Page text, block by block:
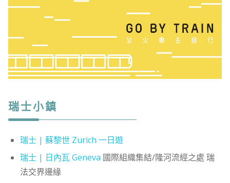
瑞士小鎮
瑞士 | 蘇黎世 Zurich 一日遊
瑞士 | 日內瓦 Geneva 國際組織集結/隆河流經之處 瑞
法交界邊緣